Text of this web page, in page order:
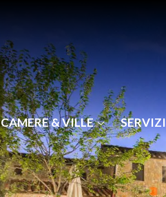
CAMERE & VILLE SERVIZI